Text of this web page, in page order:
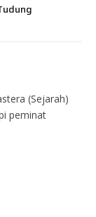
(Sejarah)
peminat